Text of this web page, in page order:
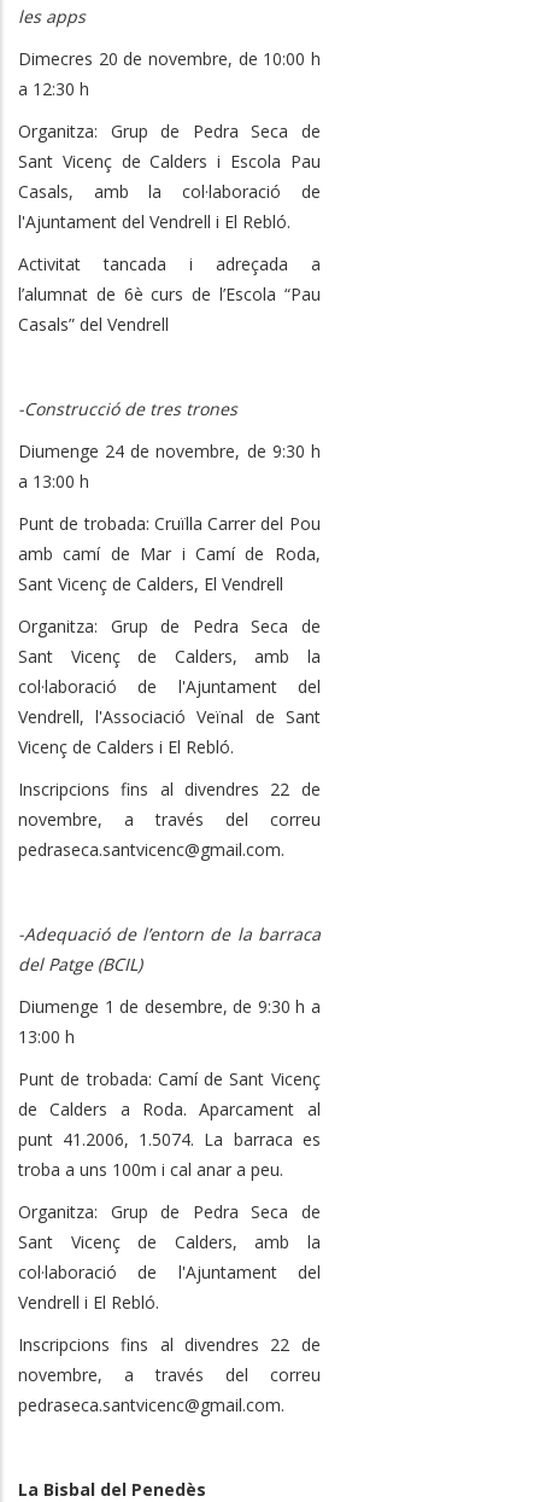
les apps
Dimecres 20 de novembre, de 10:00 h
a 12:30 h
Organitza: Grup de Pedra Seca de
Sant Vicenç de Calders i Escola Pau
Casals, amb la col·laboració de
l'Ajuntament del Vendrell i El Rebló.
Activitat tancada i adreçada a
l’alumnat de 6è curs de l’Escola “Pau
Casals” del Vendrell
-Construcció de tres trones
Diumenge 24 de novembre, de 9:30 h
a 13:00 h
Punt de trobada: Cruïlla Carrer del Pou
amb camí de Mar i Camí de Roda,
Sant Vicenç de Calders, El Vendrell
Organitza: Grup de Pedra Seca de
Sant Vicenç de Calders, amb la
col·laboració de l'Ajuntament del
Vendrell, l'Associació Veïnal de Sant
Vicenç de Calders i El Rebló.
Inscripcions fins al divendres 22 de
novembre, a través del correu
pedraseca.santvicenc@gmail.com.
-Adequació de l’entorn de la barraca
del Patge (BCIL)
Diumenge 1 de desembre, de 9:30 h a
13:00 h
Punt de trobada: Camí de Sant Vicenç
de Calders a Roda. Aparcament al
punt 41.2006, 1.5074. La barraca es
troba a uns 100m i cal anar a peu.
Organitza: Grup de Pedra Seca de
Sant Vicenç de Calders, amb la
col·laboració de l'Ajuntament del
Vendrell i El Rebló.
Inscripcions fins al divendres 22 de
novembre, a través del correu
pedraseca.santvicenc@gmail.com.
La Bisbal del Penedès